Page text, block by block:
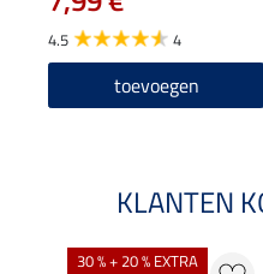
4.5 4
toevoegen
KLANTEN
30 % + 20 % EXTRA